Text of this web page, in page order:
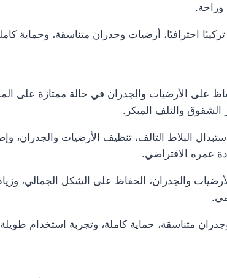
وراحة.
احترافيًا، أرضيات وجدران متناسقة، وحماية
على الأرضيات والجدران في حالة ممتازة على
الشقوق والتلف المبكر.
البلاط التالف، تنظيف الأرضيات والجدران،
عمره الافتراضي.
والجدران، الحفاظ على الشكل الجمالي،
متناسقة، حماية كاملة، وتجربة استخدام